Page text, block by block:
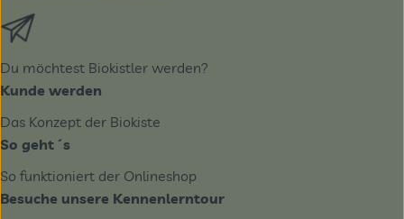
Du möchtest Biokistler werden?
Kunde werden
Das Konzept der Biokiste
So geht´s
So funktioniert der Onlineshop
Besuche unsere Kennenlerntour